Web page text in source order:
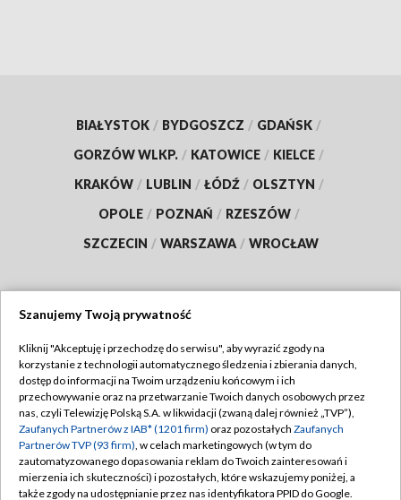
BIAŁYSTOK / BYDGOSZCZ / GDAŃSK /
GORZÓW WLKP. / KATOWICE / KIELCE /
KRAKÓW / LUBLIN / ŁÓDŹ / OLSZTYN /
OPOLE / POZNAŃ / RZESZÓW /
SZCZECIN / WARSZAWA / WROCŁAW
TVP
Abonament TVP
Emisja w TVP
Centrum informacji TVP
Naziemna Telewizja Cyfrowa
Regulamin TVP
Polityka prywatności
Moje zgody
Pomoc
Szanujemy Twoją prywatność
Kliknij "Akceptuję i przechodzę do serwisu", aby wyrazić zgody na
korzystanie z technologii automatycznego śledzenia i zbierania danych,
dostęp do informacji na Twoim urządzeniu końcowym i ich
przechowywanie oraz na przetwarzanie Twoich danych osobowych przez
nas, czyli Telewizję Polską S.A. w likwidacji (zwaną dalej również „TVP”),
Zaufanych Partnerów z IAB* (1201 firm) oraz pozostałych Zaufanych
Partnerów TVP (93 firm), w celach marketingowych (w tym do
zautomatyzowanego dopasowania reklam do Twoich zainteresowań i
mierzenia ich skuteczności) i pozostałych, które wskazujemy poniżej, a
także zgody na udostępnianie przez nas identyfikatora PPID do Google.